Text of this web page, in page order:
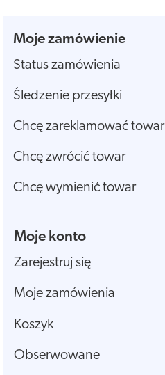
Moje zamówienie
Status zamówienia
Śledzenie przesyłki
Chcę zareklamować towar
Chcę zwrócić towar
Chcę wymienić towar
Moje konto
Zarejestruj się
Moje zamówienia
Koszyk
Obserwowane